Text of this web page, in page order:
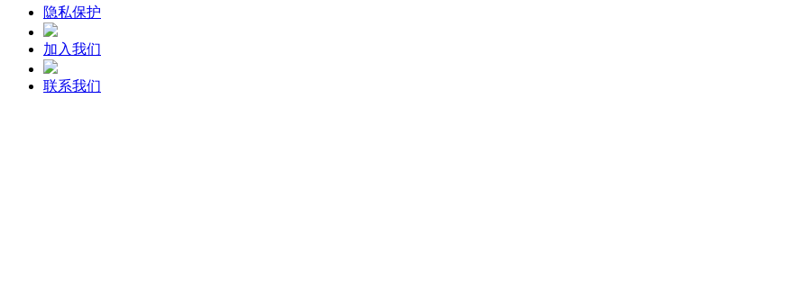
隐私保护
加入我们
联系我们